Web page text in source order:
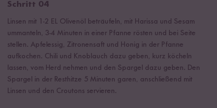
Schritt 04
Linsen mit 1-2 EL Olivenöl beträufeln, mit Harissa und Sesam
ummanteln, 3-4 Minuten in einer Pfanne rösten und bei Seite
stellen. Apfelessig, Zitronensaft und Honig in der Pfanne
aufkochen. Chili und Knoblauch dazu geben, kurz köcheln
lassen, vom Herd nehmen und den Spargel dazu geben. Den
Spargel in der Resthitze 5 Minuten garen, anschließend mit
Linsen und den Croutons servieren.